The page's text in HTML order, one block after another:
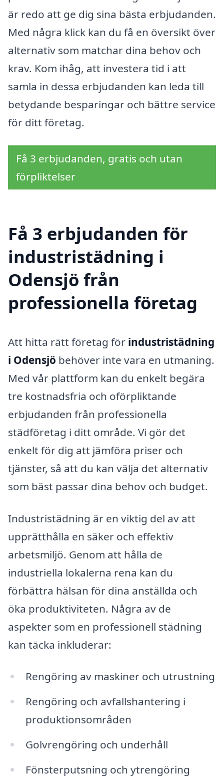
är redo att ge dig sina bästa erbjudanden.
Med några klick kan du få en översikt över
alternativ som matchar dina behov och
krav. Kom ihåg, att investera tid i att
samla in dessa erbjudanden kan leda till
betydande besparingar och bättre service
för ditt företag.
Få 3 erbjudanden, gratis och utan
förpliktelser
Få 3 erbjudanden för
industristädning i
Odensjö från
professionella företag
Att hitta rätt företag för industristädning
i Odensjö behöver inte vara en utmaning.
Med vår plattform kan du enkelt begära
tre kostnadsfria och oförpliktande
erbjudanden från professionella
städföretag i ditt område. Vi gör det
enkelt för dig att jämföra priser och
tjänster, så att du kan välja det alternativ
som bäst passar dina behov och budget.
Industristädning är en viktig del av att
upprätthålla en säker och effektiv
arbetsmiljö. Genom att hålla de
industriella lokalerna rena kan du
förbättra hälsan för dina anställda och
öka produktiviteten. Några av de
aspekter som en professionell städning
kan täcka inkluderar:
Rengöring av maskiner och utrustning
Rengöring och avfallshantering i
produktionsområden
Golvrengöring och underhåll
Fönsterputsning och ytrengöring